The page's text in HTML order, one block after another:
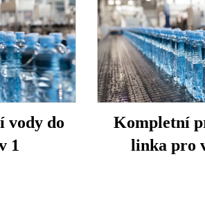
vody do
1
Kompletní
linka pro